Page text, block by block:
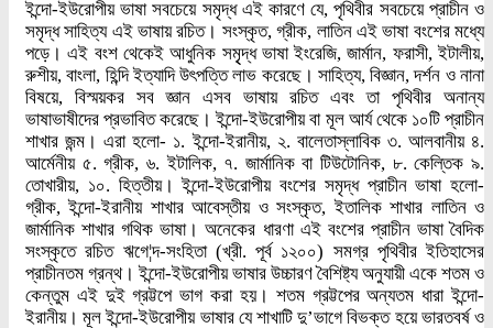
ইন্দো-ইউরোপীয় ভাষা সবচেয়ে সমৃদ্ধ এই কারণে যে, পৃথিবীর সবচেয়ে প্রাচীন ও
সমৃদ্ধ সাহিত্য এই ভাষায় রচিত। সংস্কৃত, গ্রীক, লাতিন এই ভাষা বংশের মধ্যে
পড়ে। এই বংশ থেকেই আধুনিক সমৃৃদ্ধ ভাষা ইংরেজি, জার্মান, ফরাসী, ইটালীয়,
রুশীয়, বাংলা, হিন্দি ইত্যাদি উৎপত্তি লাভ করেছে। সাহিত্য, বিজ্ঞান, দর্শন ও নানা
বিষয়ে, বিস্ময়কর সব জ্ঞান এসব ভাষায় রচিত এবং তা পৃথিবীর অনান্য
ভাষাভাষীদের প্রভাবিত করেছে। ইন্দো-ইউরোপীয় বা মূল আর্য থেকে ১০টি প্রাচীন
শাখার জন্ম। এরা হলো- ১. ইন্দো-ইরানীয়, ২. বালেতাস্লাবিক ৩. আলবানীয় ৪.
আর্মেনীয় ৫. গ্রীক, ৬. ইটালিক, ৭. জার্মানিক বা টিউটোনিক, ৮. কেল্তিক ৯.
তোখারীয়, ১০. হিত্তীয়। ইন্দো-ইউরোপীয় বংশের সমৃদ্ধ প্রাচীন ভাষা হলো-
গ্রীক, ইন্দো-ইরানীয় শাখার আবেস্তীয় ও সংস্কৃত, ইতালিক শাখার লাতিন ও
জার্মানিক শাখার গথিক ভাষা। অনেকের ধারণা এই বংশের প্রাচীন ভাষা বৈদিক
সংস্কৃতে রচিত ঋগে¦দ-সংহিতা (খ্রী. পূর্ব ১২০০) সমগ্র পৃথিবীর ইতিহাসের
প্রাচীনতম গ্রন্থ। ইন্দো-ইউরোপীয় ভাষার উচ্চারণ বৈশিষ্ট্য অনুযায়ী একে শতম ও
কেন্তুম এই দুই গ্রট্টপে ভাগ করা হয়। শতম গ্রট্টপের অন্যতম ধারা ইন্দো-
ইরানীয়। মূল ইন্দো-ইউরোপীয় ভাষার যে শাখাটি দু’ভাগে বিভক্ত হয়ে ভারতবর্ষ ও